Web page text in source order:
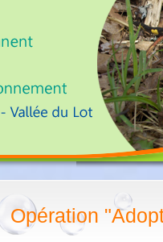
Opération